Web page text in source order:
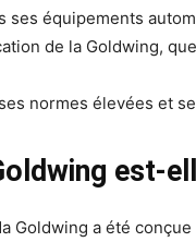
ses équipements
de la Goldwing,
normes élevées et
est-
Goldwing a été